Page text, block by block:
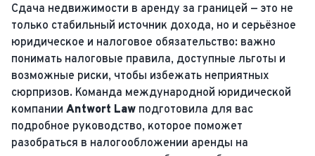
Сдача недвижимости в аренду за границей — это не
только стабильный источник дохода, но и серьёзное
юридическое и налоговое обязательство: важно
понимать налоговые правила, доступные льготы и
возможные риски, чтобы избежать неприятных
сюрпризов. Команда международной юридической
компании Antwort Law подготовила для вас
подробное руководство, которое поможет
разобраться в налогообложении аренды на